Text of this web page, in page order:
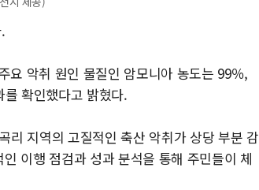
요 악취 원인 물질인 암모니아 농도는 99％,
확인했다고 밝혔다.
리 지역의 고질적인 축산 악취가 상당 부분 감
이행 점검과 성과 분석을 통해 주민들이 체